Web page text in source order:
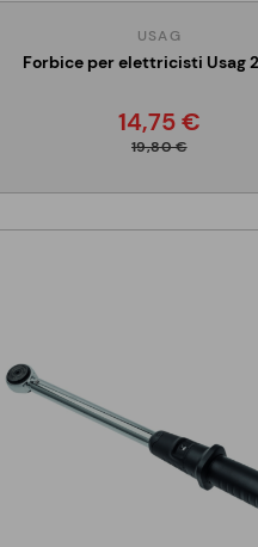
USAG
Forbice per elettricisti Usag
14,75 €
19,80 €